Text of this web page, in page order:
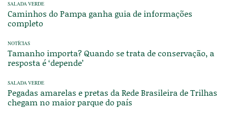
SALADA VERDE
Caminhos do Pampa ganha guia de informações
completo
NOTÍCIAS
Tamanho importa? Quando se trata de conservação, a
resposta é ‘depende’
SALADA VERDE
Pegadas amarelas e pretas da Rede Brasileira de Trilhas
chegam no maior parque do país